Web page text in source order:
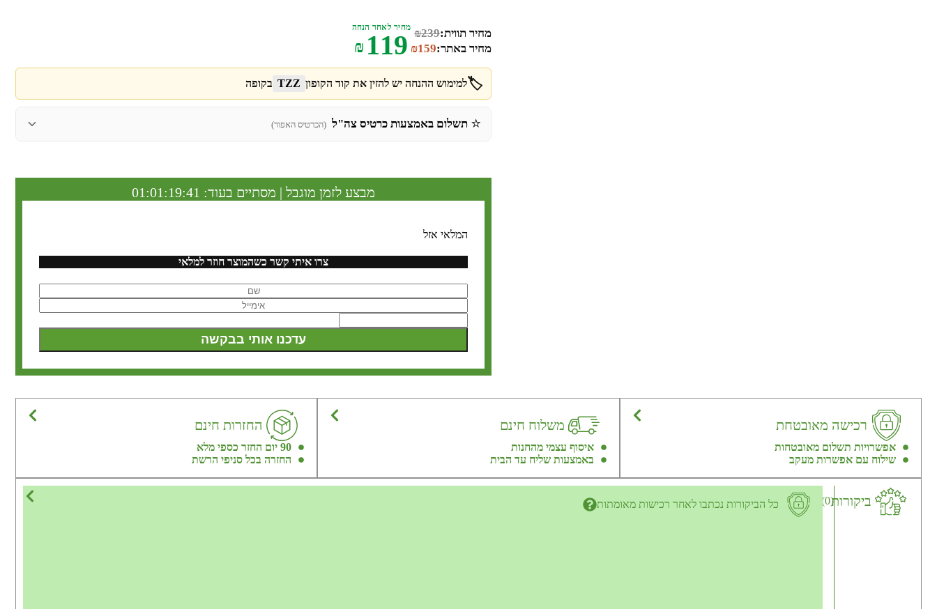
מחיר תווית: ₪239
מחיר באתר:
₪159
מחיר לאחר הנחה
₪ 119
🏷️למימוש ההנחה יש להזין את קוד הקופון TZZ בקופה
⭐ תשלום באמצעות כרטיס צה"ל (הכרטיס האפור)
מבצע לזמן מוגבל | מסתיים בעוד: 01:01:19:40
המלאי אזל
צרו איתי קשר כשהמוצר חוזר למלאי
רכישה מאובטחת
אפשרויות תשלום מאובטחות
שילוח עם אפשרות מעקב
משלוח חינם
איסוף עצמי מהחנות
באמצעות שליח עד הבית
החזרות חינם
90 יום החזר כספי מלא
החזרה בכל סניפי הרשת
ביקורות(0) כל הביקורות נכתבו לאחר רכישות מאומתות